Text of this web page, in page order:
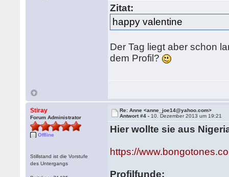
Zitat:
happy valentine
Der Tag liegt aber schon
dem Profil?
Stiray
Forum Administrator
Offline
Stillstand ist die Vorstufe
des Untergangs
Re: Anne <anne_joe14@yahoo.com>
Antwort #4 - 10. Dezember 2013 um 19:21
Hier wollte sie aus
https://
Profilfunde: